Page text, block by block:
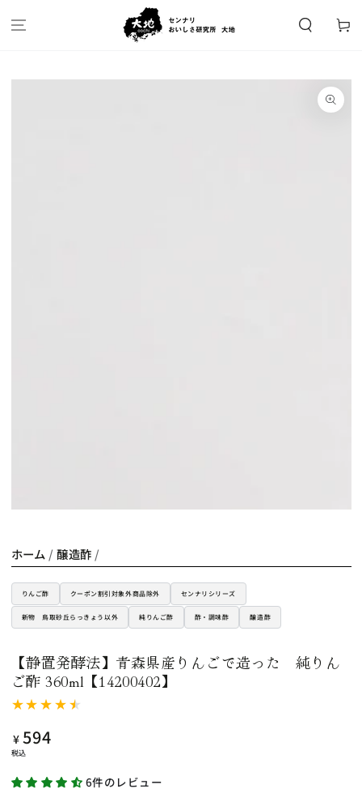
プする
ー
ホーム / 醸造酢 /
りんご酢 クーポン割引対象外商品除外 センナリシリーズ
新物 鳥取砂丘らっきょう以外 純りんご酢 酢・調味酢 醸造酢
【静置発酵法】青森県産りんごで造った 純りん
ご酢 360ml【14200402】
定
価
¥ 594
税込
6件のレビュー